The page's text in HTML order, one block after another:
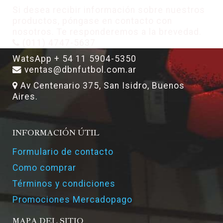
WatsApp + 54 11 5904-5350
ventas@dbnfutbol.com.ar
Av Centenario 375, San Isidro, Buenos
Aires.
INFORMACIÓN ÚTIL
Formulario de contacto
Como comprar
Términos y condiciones
Promociones Mercadopago
MAPA DEL SITIO